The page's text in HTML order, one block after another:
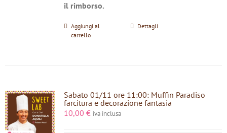
il rimborso.
Aggiungi al
carrello
Dettagli
Sabato 01/11 ore 11:00: Muffin Paradiso
farcitura e decorazione fantasia
10,00 € iva inclusa